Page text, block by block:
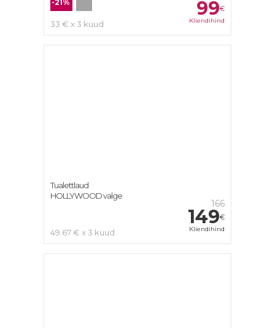
99€
Kliendihind
-21%
33 € x 3 kuud
166
149€
Kliendihind
49.67 € x 3 kuud
Tualettlaud
HOLLYWOOD valge